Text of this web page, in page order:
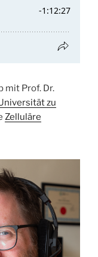
mit Prof. Dr.
zu
Zelluläre